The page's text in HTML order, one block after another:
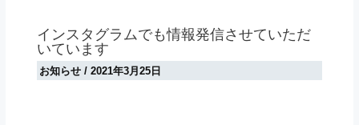
インスタグラムでも情報発信させていただ
いています
お知らせ /2021年3月25日